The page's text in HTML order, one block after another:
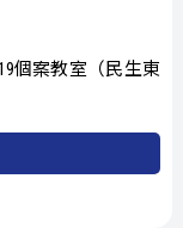
個案教室（民生東